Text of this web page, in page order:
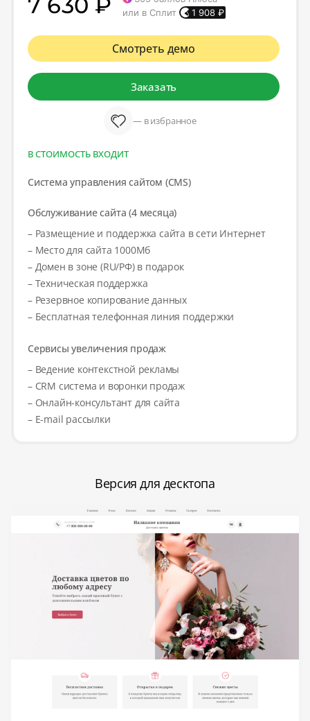
или в Сплит
1 908 ₽
Смотреть демо
Заказать
— в избранное
В СТОИМОСТЬ ВХОДИТ
Система управления сайтом (CMS)
Обслуживание сайта (4 месяца)
– Размещение и поддержка сайта в сети Интернет
– Место для сайта 1000Мб
– Домен в зоне (RU/РФ) в подарок
– Техническая поддержка
– Резервное копирование данных
– Бесплатная телефонная линия поддержки
Сервисы увеличения продаж
– Ведение контекстной рекламы
– CRM система и воронки продаж
– Онлайн-консультант для сайта
– E-mail рассылки
Версия для десктопа